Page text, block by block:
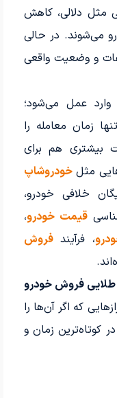
مثل دلالی، کاهش
می‌شوند. در حالی
و وضعیت واقعی
وارد عمل می‌شود؛
زمان معامله را
بیشتری هم برای
مثلخودروشاپ
خلافی خودرو،
قیمت خودرو،
، فرآیندفروش
طلایی فروش خودرو
که اگر آن‌ها را
کوتاه‌ترین زمان و